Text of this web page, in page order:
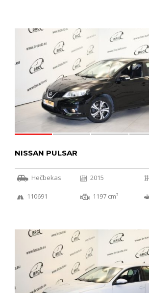
NISSAN PULSAR
Hečbekas 2015
110691 1197 cm³
49